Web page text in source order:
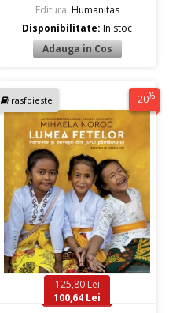
Editura: Humanitas
Disponibilitate:In stoc
rasfoieste -20%
125,80 Lei
100,64 Lei